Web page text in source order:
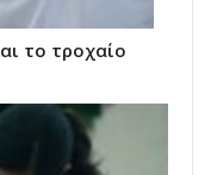
το τροχαίο